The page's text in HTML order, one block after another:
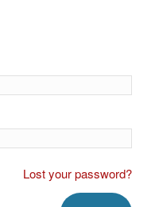
Lost your password?